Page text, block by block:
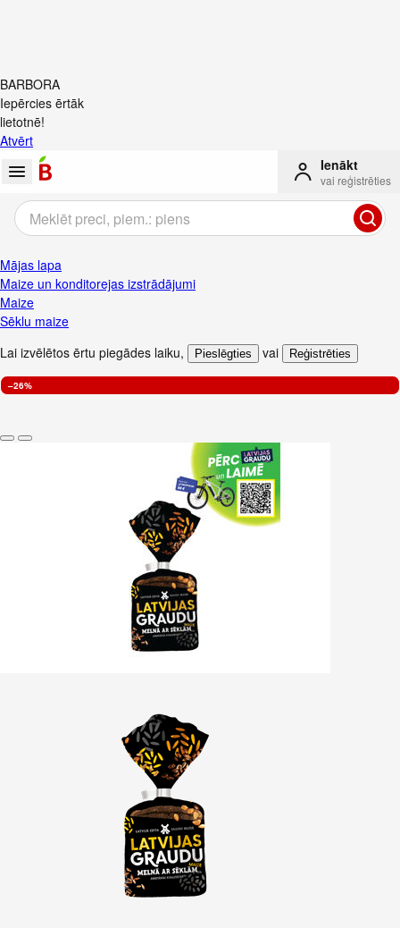
BARBORA
Iepērcies ērtāk
lietotnē!
Atvērt
Ienākt
vai reģistrēties
Mājas lapa
Maize un konditorejas izstrādājumi
Maize
Sēklu maize
Lai izvēlētos ērtu piegādes laiku, Pieslēgties vai Reģistrēties
–26%